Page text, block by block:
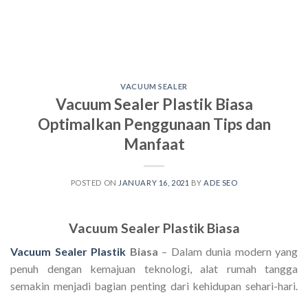
VACUUM SEALER
Vacuum Sealer Plastik Biasa
Optimalkan Penggunaan Tips dan
Manfaat
POSTED ON JANUARY 16, 2021 BY ADE SEO
Vacuum Sealer Plastik Biasa
Vacuum Sealer Plastik Biasa – Dalam dunia modern yang
penuh dengan kemajuan teknologi, alat rumah tangga
semakin menjadi bagian penting dari kehidupan sehari-hari.